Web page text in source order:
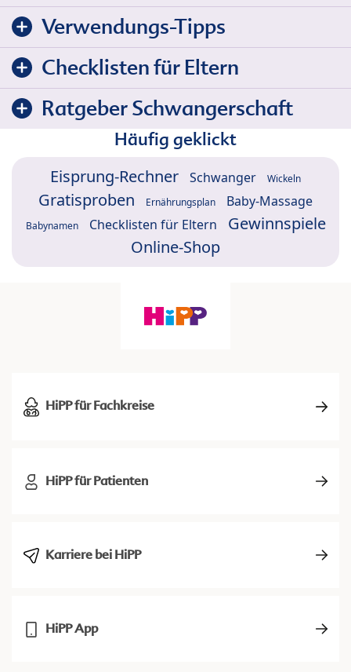
Verwendungs-Tipps
Checklisten für Eltern
Ratgeber Schwangerschaft
Häufig geklickt
Eisprung-Rechner Schwanger Wickeln
Gratisproben Ernährungsplan Baby-Massage
Babynamen Checklisten für Eltern
Gewinnspiele
Online-Shop
HiPP für Fachkreise
HiPP für Patienten
Karriere bei HiPP
HiPP App